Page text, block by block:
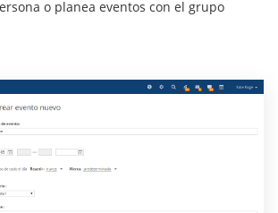
o planea eventos con el grupo